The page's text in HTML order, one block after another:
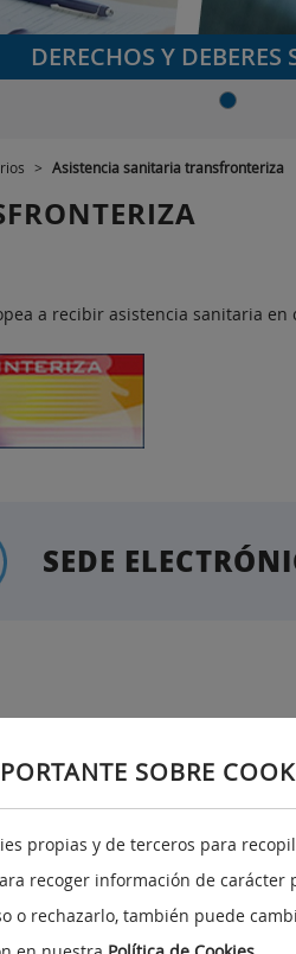
DERECHOS Y DEBERES
> Asistencia sanitaria transfronteriza
a recibir asistencia sanitaria
SEDE
Redes sociales
Facebook
Twitter
SOBRE
propias y de terceros para
recoger información de carácter
o rechazarlo, también puede